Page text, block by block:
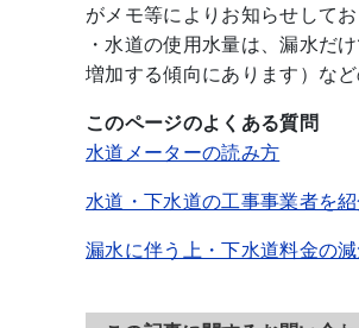
がメモ等によりお知らせしてお
・水道の使用水量は、漏水だ
増加する傾向にあります）な
このページのよくある質問
水道メーターの読み方
水道・下水道の工事事業者を
漏水に伴う上・下水道料金の